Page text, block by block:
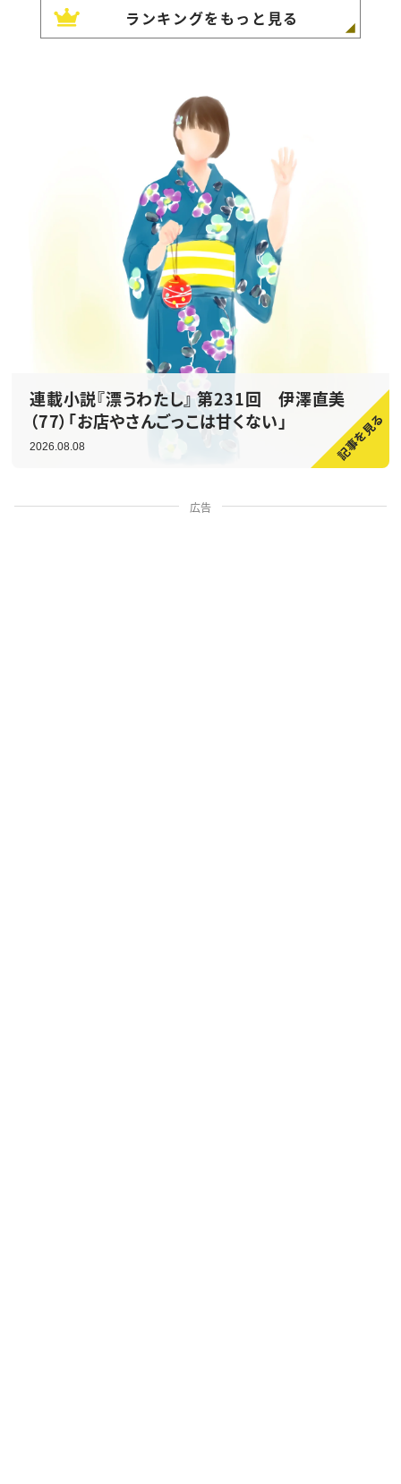
ランキングをもっと見る
連載小説『漂うわたし』 第231回 伊澤直美
（77）「お店やさんごっこは甘くない」
2026.08.08
広告